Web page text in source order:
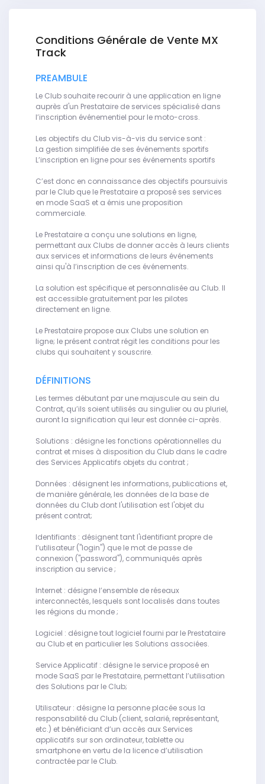
Conditions Générale de Vente MX
Track
PREAMBULE
Le Club souhaite recourir à une application en ligne
auprès d'un Prestataire de services spécialisé dans
l’inscription événementiel pour le moto-cross.
Les objectifs du Club vis-à-vis du service sont :
La gestion simplifiée de ses événements sportifs
L’inscription en ligne pour ses événements sportifs
C’est donc en connaissance des objectifs poursuivis
par le Club que le Prestataire a proposé ses services
en mode SaaS et a émis une proposition
commerciale.
Le Prestataire a conçu une solutions en ligne,
permettant aux Clubs de donner accès à leurs clients
aux services et informations de leurs événements
ainsi qu'à l’inscription de ces événements.
La solution est spécifique et personnalisée au Club. Il
est accessible gratuitement par les pilotes
directement en ligne.
Le Prestataire propose aux Clubs une solution en
ligne; le présent contrat régit les conditions pour les
clubs qui souhaitent y souscrire.
DÉFINITIONS
Les termes débutant par une majuscule au sein du
Contrat, qu’ils soient utilisés au singulier ou au pluriel,
auront la signification qui leur est donnée ci-après.
Solutions : désigne les fonctions opérationnelles du
contrat et mises à disposition du Club dans le cadre
des Services Applicatifs objets du contrat ;
Données : désignent les informations, publications et,
de manière générale, les données de la base de
données du Club dont l'utilisation est l'objet du
présent contrat;
Identifiants : désignent tant l'identifiant propre de
l’utilisateur ("login") que le mot de passe de
connexion ("password"), communiqués après
inscription au service ;
Internet : désigne l’ensemble de réseaux
interconnectés, lesquels sont localisés dans toutes
les régions du monde ;
Logiciel : désigne tout logiciel fourni par le Prestataire
au Club et en particulier les Solutions associées.
Service Applicatif : désigne le service proposé en
mode SaaS par le Prestataire, permettant l’utilisation
des Solutions par le Club;
Utilisateur : désigne la personne placée sous la
responsabilité du Club (client, salarié, représentant,
etc.) et bénéficiant d’un accès aux Services
applicatifs sur son ordinateur, tablette ou
smartphone en vertu de la licence d’utilisation
contractée par le Club.